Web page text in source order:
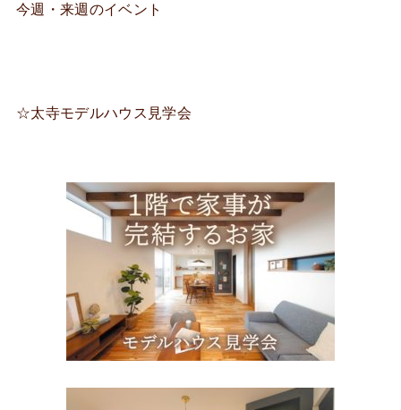
今週・来週のイベント
☆太寺モデルハウス見学会